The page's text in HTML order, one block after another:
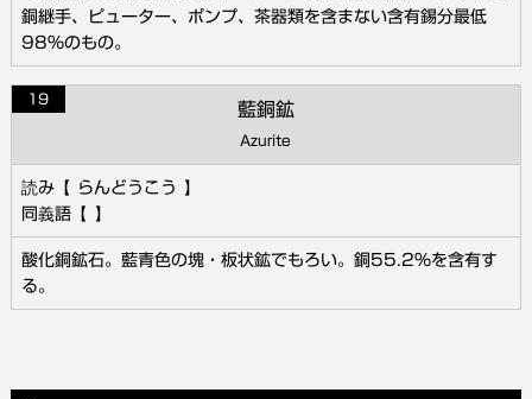
銅継手、ピューター、ポンプ、茶器類を含まない含有錫分最低
98％のもの。
19
藍銅鉱
Azurite
らんどうこう
酸化銅鉱石。藍青色の塊・板状鉱でもろい。銅55.2％を含有す
る。